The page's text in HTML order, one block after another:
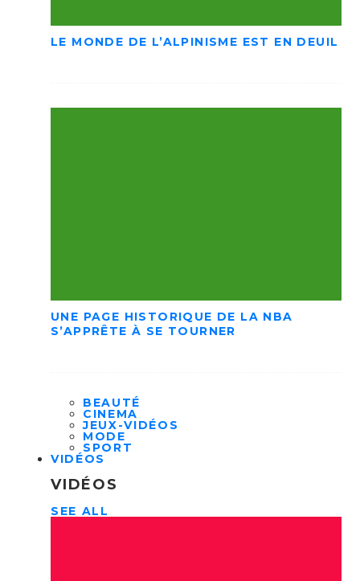
LE MONDE DE L’ALPINISME EST EN DEUIL
UNE PAGE HISTORIQUE DE LA NBA
S’APPRÊTE À SE TOURNER
BEAUTÉ
CINEMA
JEUX-VIDÉOS
MODE
SPORT
VIDÉOS
VIDÉOS
SEE ALL